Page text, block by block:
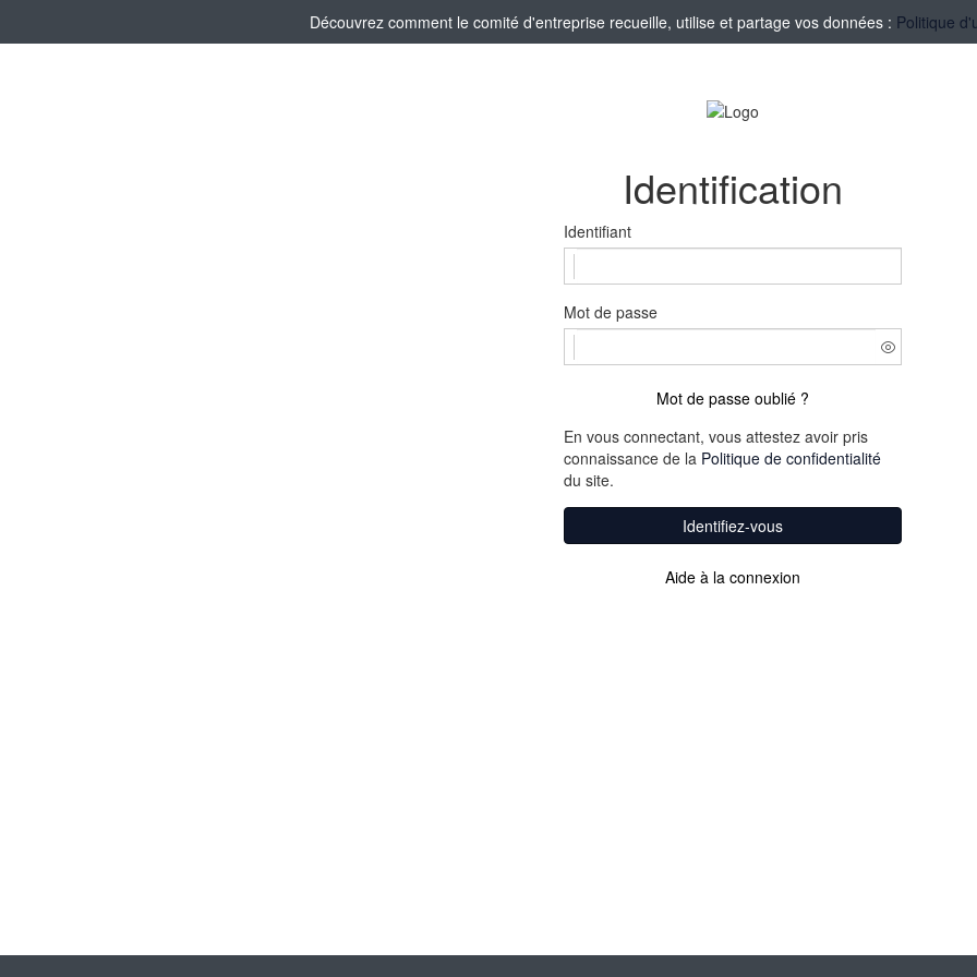
Découvrez comment le comité d'entreprise recueille, utilise et partage vos données : Politique
Identification
Identifiant
Mot de passe
Mot de passe oublié ?
En vous connectant, vous attestez avoir pris
connaissance de la Politique de confidentialité
du site.
Identifiez-vous
Aide à la connexion